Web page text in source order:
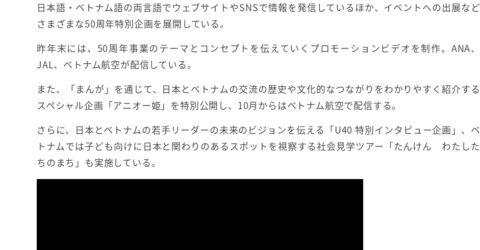
日本語・ベトナム語の両言語でウェブサイトやSNSで情報を発信しているほか、イベントへの出展など
さまざまな50周年特別企画を展開している。
昨年末には、50周年事業のテーマとコンセプトを伝えていくプロモーションビデオを制作。ANA、
JAL、ベトナム航空が配信している。
また、「まんが」を通じて、日本とベトナムの交流の歴史や文化的なつながりをわかりやすく紹介する
スペシャル企画「アニオー姫」を特別公開し、10月からはベトナム航空で配信する。
さらに、日本とベトナムの若手リーダーの未来のビジョンを伝える「U40 特別インタビュー企画」、ベ
トナムでは子ども向けに日本と関わりのあるスポットを視察する社会見学ツアー「たんけん わたした
ちのまち」も実施している。